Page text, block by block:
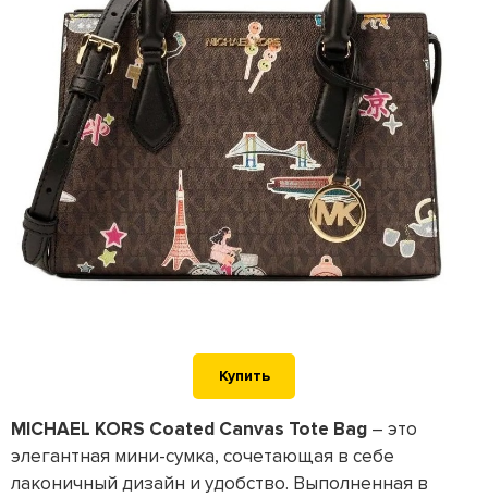
Купить
MICHAEL KORS Coated Canvas Tote Bag – это
элегантная мини-сумка, сочетающая в себе
лаконичный дизайн и удобство. Выполненная в